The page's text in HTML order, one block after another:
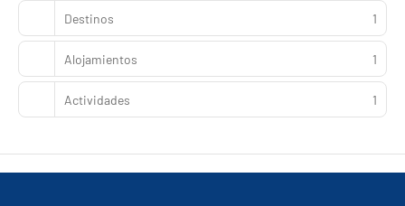
Destinos 1
Alojamientos 1
Actividades 1